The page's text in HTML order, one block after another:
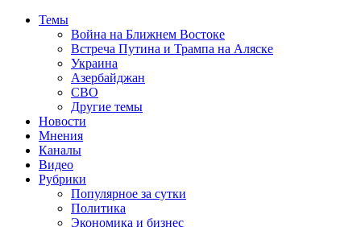
Темы
Война на Ближнем Востоке
Встреча Путина и Трампа на Аляске
Украина
Азербайджан
СВО
Другие темы
Новости
Мнения
Каналы
Видео
Рубрики
Популярное за сутки
Политика
Экономика и бизнес